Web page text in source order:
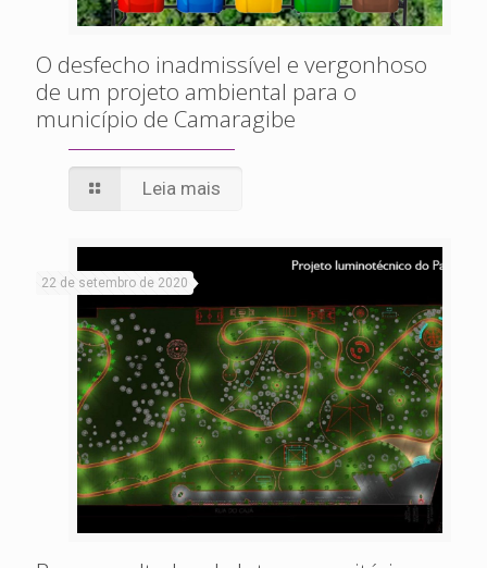
O desfecho inadmissível e vergonhoso
de um projeto ambiental para o
município de Camaragibe
Leia mais
22 de setembro de 2020